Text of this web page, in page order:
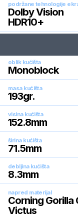
podržane tehnologije
Dolby Vision
HDR10+
oblik kućišta
Monoblock
masa kućišta
193gr.
visina kućišta
152.8mm
širina kućišta
71.5mm
debljina kućišta
8.3mm
napred materijal
Corning Gorilla
Victus